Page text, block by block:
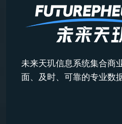
未来天玑信息系统集合商
面、及时、可靠的专业数